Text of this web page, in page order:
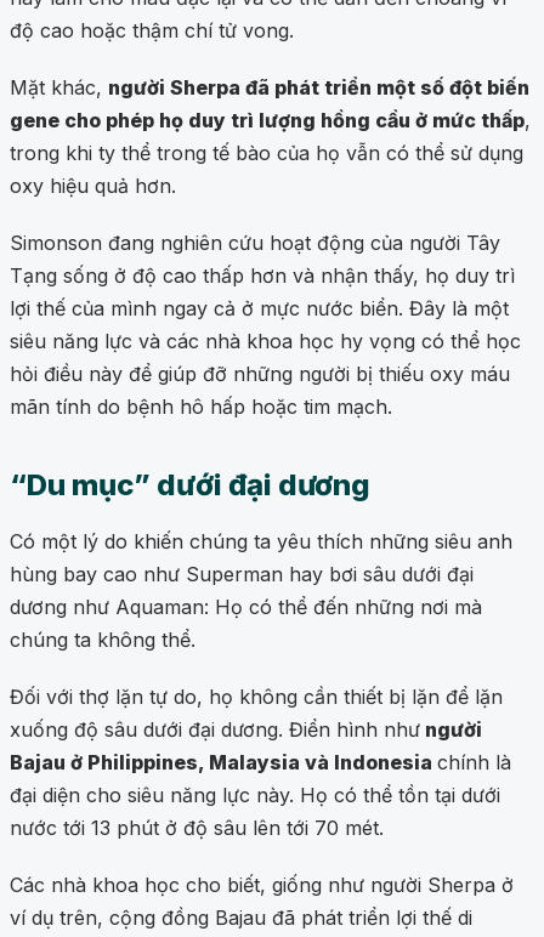
độ cao hoặc thậm chí tử vong.
Mặt khác, người Sherpa đã phát triển một số đột biến
gene cho phép họ duy trì lượng hồng cầu ở mức thấp,
trong khi ty thể trong tế bào của họ vẫn có thể sử dụng
oxy hiệu quả hơn.
Simonson đang nghiên cứu hoạt động của người Tây
Tạng sống ở độ cao thấp hơn và nhận thấy, họ duy trì
lợi thế của mình ngay cả ở mực nước biển. Đây là một
siêu năng lực và các nhà khoa học hy vọng có thể học
hỏi điều này để giúp đỡ những người bị thiếu oxy máu
mãn tính do bệnh hô hấp hoặc tim mạch.
“Du mục” dưới đại dương
Có một lý do khiến chúng ta yêu thích những siêu anh
hùng bay cao như Superman hay bơi sâu dưới đại
dương như Aquaman: Họ có thể đến những nơi mà
chúng ta không thể.
Đối với thợ lặn tự do, họ không cần thiết bị lặn để lặn
xuống độ sâu dưới đại dương. Điển hình như người
Bajau ở Philippines, Malaysia và Indonesia chính là
đại diện cho siêu năng lực này. Họ có thể tồn tại dưới
nước tới 13 phút ở độ sâu lên tới 70 mét.
Các nhà khoa học cho biết, giống như người Sherpa ở
ví dụ trên, cộng đồng Bajau đã phát triển lợi thế di